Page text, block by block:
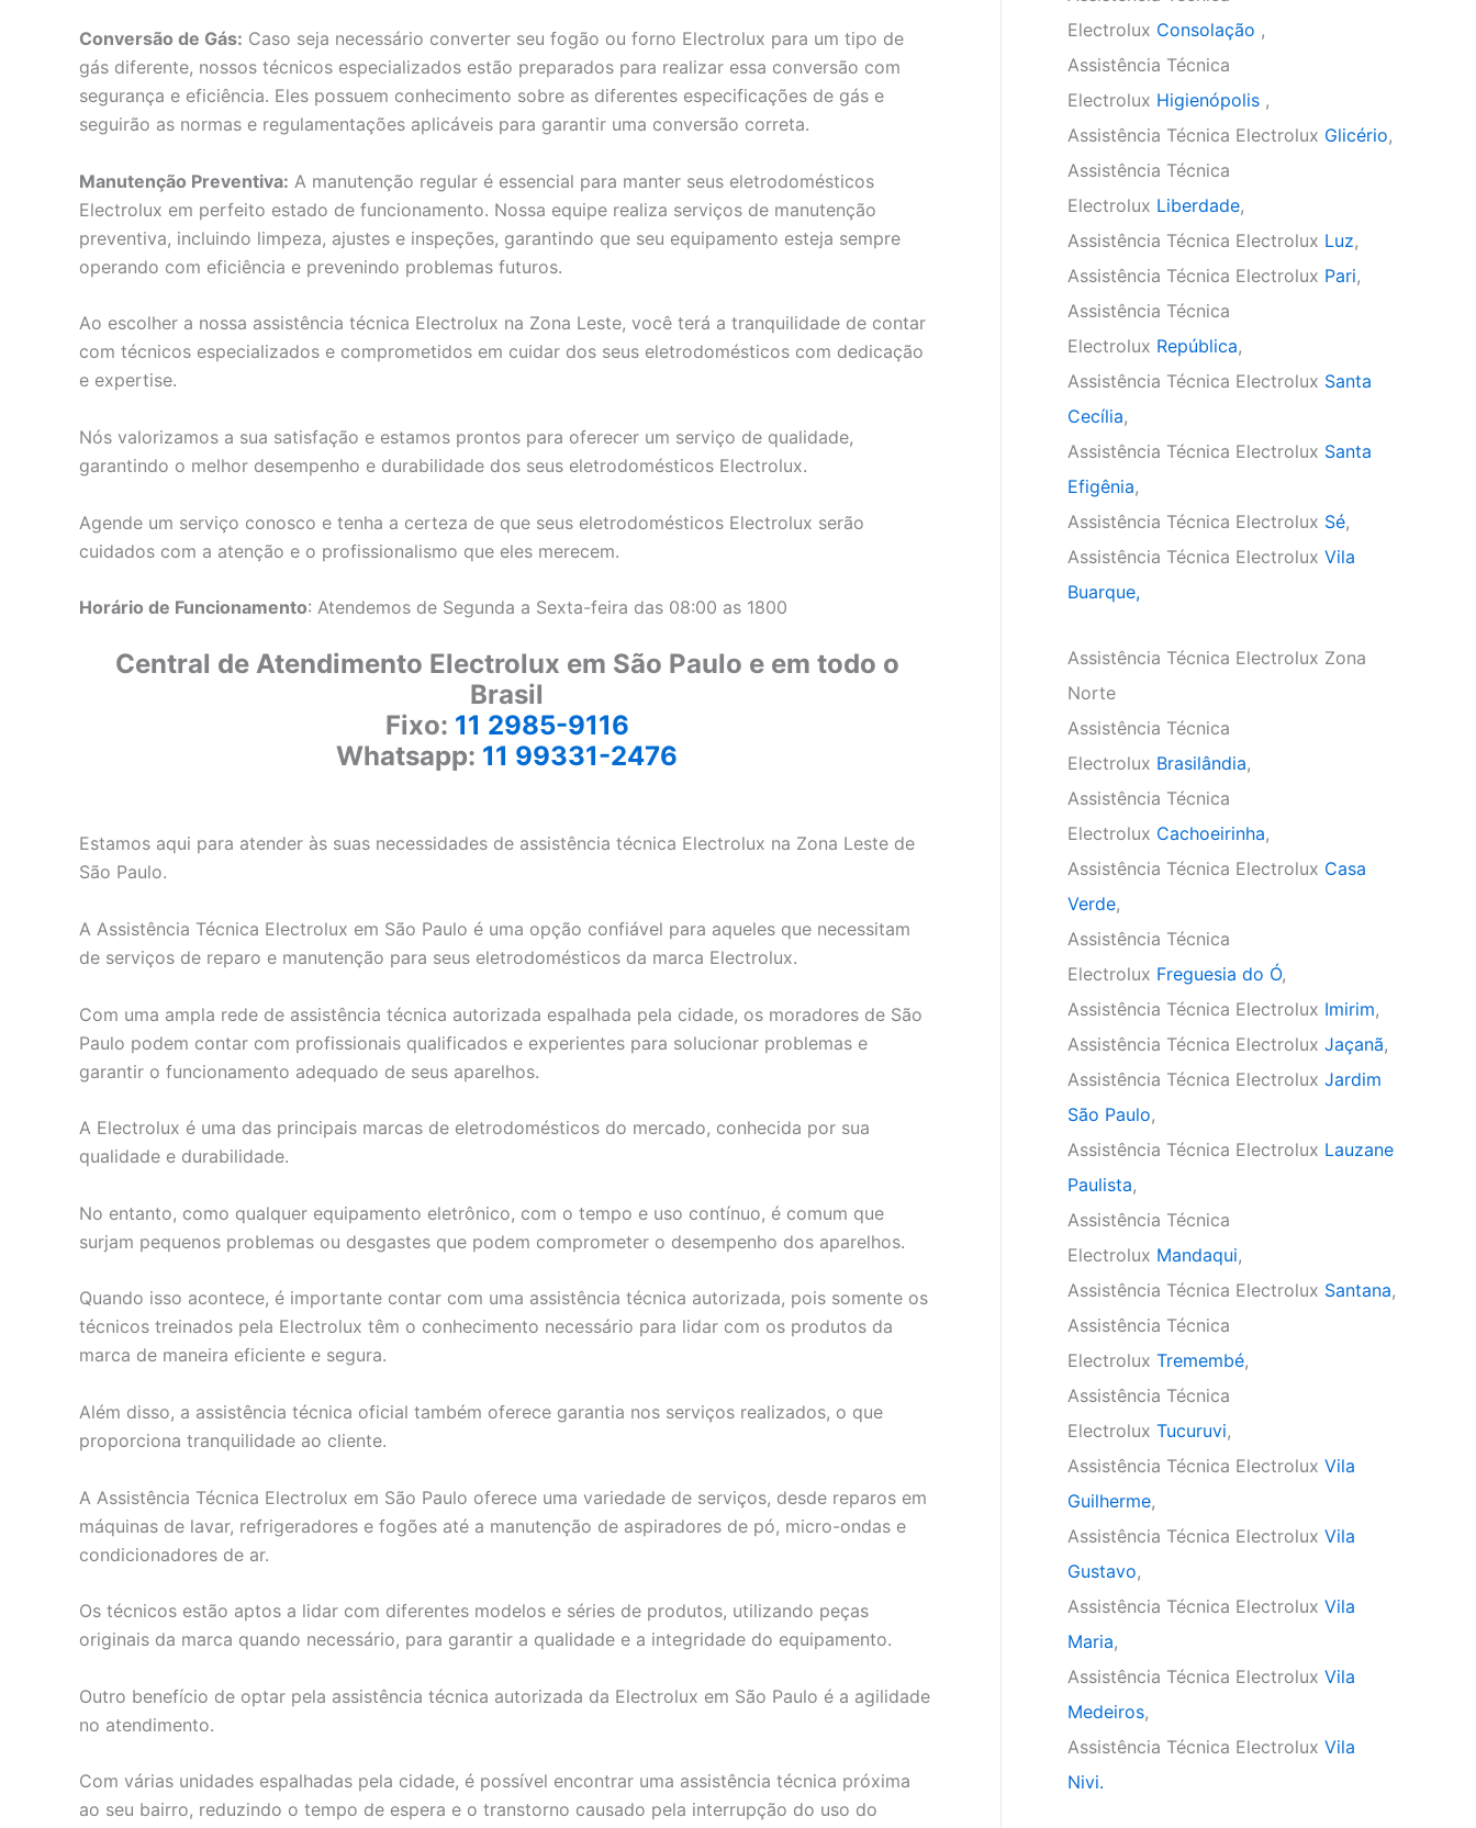
Conversão de Gás: Caso seja necessário converter seu fogão ou forno Electrolux para um tipo de
gás diferente, nossos técnicos especializados estão preparados para realizar essa conversão com
segurança e eficiência. Eles possuem conhecimento sobre as diferentes especificações de gás e
seguirão as normas e regulamentações aplicáveis para garantir uma conversão correta.
Manutenção Preventiva: A manutenção regular é essencial para manter seus eletrodomésticos
Electrolux em perfeito estado de funcionamento. Nossa equipe realiza serviços de manutenção
preventiva, incluindo limpeza, ajustes e inspeções, garantindo que seu equipamento esteja sempre
operando com eficiência e prevenindo problemas futuros.
Ao escolher a nossa assistência técnica Electrolux na Zona Leste, você terá a tranquilidade de contar
com técnicos especializados e comprometidos em cuidar dos seus eletrodomésticos com dedicação
e expertise.
Nós valorizamos a sua satisfação e estamos prontos para oferecer um serviço de qualidade,
garantindo o melhor desempenho e durabilidade dos seus eletrodomésticos Electrolux.
Agende um serviço conosco e tenha a certeza de que seus eletrodomésticos Electrolux serão
cuidados com a atenção e o profissionalismo que eles merecem.
Horário de Funcionamento: Atendemos de Segunda a Sexta-feira das 08:00 as 1800
Central de Atendimento Electrolux em São Paulo e em todo o
Brasil
Fixo: 11 2985-9116
Whatsapp: 11 99331-2476
Estamos aqui para atender às suas necessidades de assistência técnica Electrolux na Zona Leste de
São Paulo.
A Assistência Técnica Electrolux em São Paulo é uma opção confiável para aqueles que necessitam
de serviços de reparo e manutenção para seus eletrodomésticos da marca Electrolux.
Com uma ampla rede de assistência técnica autorizada espalhada pela cidade, os moradores de São
Paulo podem contar com profissionais qualificados e experientes para solucionar problemas e
garantir o funcionamento adequado de seus aparelhos.
A Electrolux é uma das principais marcas de eletrodomésticos do mercado, conhecida por sua
qualidade e durabilidade.
No entanto, como qualquer equipamento eletrônico, com o tempo e uso contínuo, é comum que
surjam pequenos problemas ou desgastes que podem comprometer o desempenho dos aparelhos.
Quando isso acontece, é importante contar com uma assistência técnica autorizada, pois somente os
técnicos treinados pela Electrolux têm o conhecimento necessário para lidar com os produtos da
marca de maneira eficiente e segura.
Além disso, a assistência técnica oficial também oferece garantia nos serviços realizados, o que
proporciona tranquilidade ao cliente.
A Assistência Técnica Electrolux em São Paulo oferece uma variedade de serviços, desde reparos em
máquinas de lavar, refrigeradores e fogões até a manutenção de aspiradores de pó, micro-ondas e
condicionadores de ar.
Os técnicos estão aptos a lidar com diferentes modelos e séries de produtos, utilizando peças
originais da marca quando necessário, para garantir a qualidade e a integridade do equipamento.
Outro benefício de optar pela assistência técnica autorizada da Electrolux em São Paulo é a agilidade
no atendimento.
Com várias unidades espalhadas pela cidade, é possível encontrar uma assistência técnica próxima
ao seu bairro, reduzindo o tempo de espera e o transtorno causado pela interrupção do uso do
Electrolux Consolação ,
Assistência Técnica
Electrolux Higienópolis ,
Assistência Técnica Electrolux Glicério,
Assistência Técnica
Electrolux Liberdade,
Assistência Técnica Electrolux Luz,
Assistência Técnica Electrolux Pari,
Assistência Técnica
Electrolux República,
Assistência Técnica Electrolux Santa
Cecília,
Assistência Técnica Electrolux Santa
Efigênia,
Assistência Técnica Electrolux Sé,
Assistência Técnica Electrolux Vila
Buarque,
Assistência Técnica Electrolux Zona
Norte
Assistência Técnica
Electrolux Brasilândia,
Assistência Técnica
Electrolux Cachoeirinha,
Assistência Técnica Electrolux Casa
Verde,
Assistência Técnica
Electrolux Freguesia do Ó,
Assistência Técnica Electrolux Imirim,
Assistência Técnica Electrolux Jaçanã,
Assistência Técnica Electrolux Jardim
São Paulo,
Assistência Técnica Electrolux Lauzane
Paulista,
Assistência Técnica
Electrolux Mandaqui,
Assistência Técnica Electrolux Santana,
Assistência Técnica
Electrolux Tremembé,
Assistência Técnica
Electrolux Tucuruvi,
Assistência Técnica Electrolux Vila
Guilherme,
Assistência Técnica Electrolux Vila
Gustavo,
Assistência Técnica Electrolux Vila
Maria,
Assistência Técnica Electrolux Vila
Medeiros,
Assistência Técnica Electrolux Vila
Nivi.